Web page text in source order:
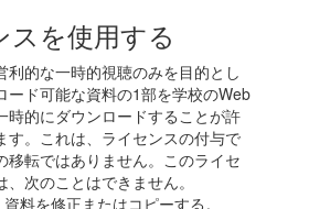
を使用する
利的な一時的視聴のみを目的とし
ード可能な資料の1部を学校のWeb
時的にダウンロードすることが許
す。これは、ライセンスの付与で
移転ではありません。このライセ
、次のことはできません。
資料を修正またはコピーする。